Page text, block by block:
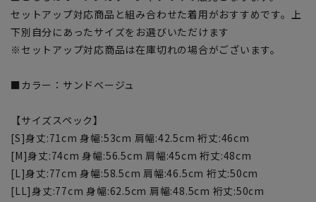
セットアップ対応商品と組み合わせた着用がおすすめです。上
下別自分にあったサイズをお選びいただけます
※セットアップ対応商品は在庫切れの場合がございます。
■カラー：サンドベージュ
【サイズスペック】
[S]身丈:71cm 身幅:53cm 肩幅:42.5cm 裄丈:46cm
[M]身丈:74cm 身幅:56.5cm 肩幅:45cm 裄丈:48cm
[L]身丈:77cm 身幅:58.5cm 肩幅:46.5cm 裄丈:50cm
[LL]身丈:77cm 身幅:62.5cm 肩幅:48.5cm 裄丈:50cm